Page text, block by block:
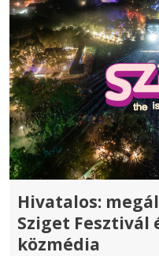
Hivatalos:
Sziget Fesztivál
közmédia